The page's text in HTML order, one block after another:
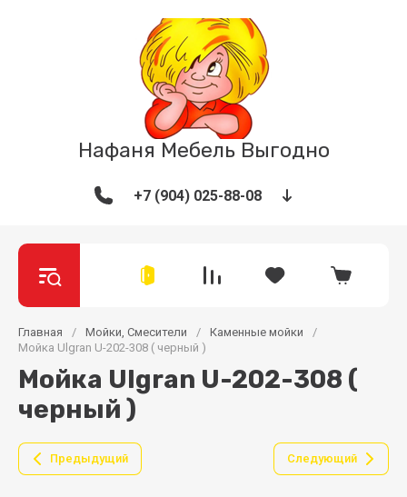
Нафаня Мебель Выгодно
+7 (904) 025-88-08
Главная / Мойки, Смесители / Каменные мойки
/
Мойка Ulgran U-202-308 ( черный )
Мойка Ulgran U-202-308 (
черный )
Предыдущий Следующий